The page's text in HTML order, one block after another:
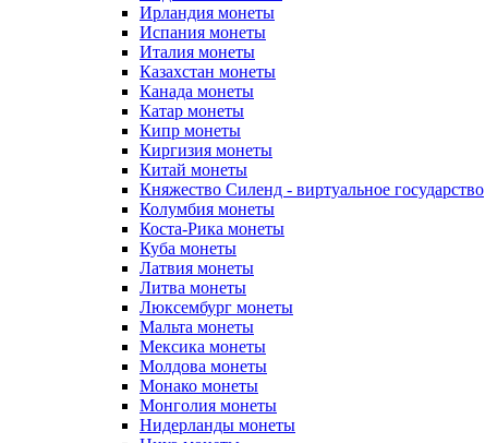
Ирландия монеты
Испания монеты
Италия монеты
Казахстан монеты
Канада монеты
Катар монеты
Кипр монеты
Киргизия монеты
Китай монеты
Княжество Силенд - виртуальное государство
Колумбия монеты
Коста-Рика монеты
Куба монеты
Латвия монеты
Литва монеты
Люксембург монеты
Мальта монеты
Мексика монеты
Молдова монеты
Монако монеты
Монголия монеты
Нидерланды монеты